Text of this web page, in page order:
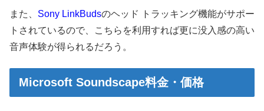
また、 Sony LinkBudsのヘッド トラッキング機能がサポー
トされているので、こちらを利用すれば更に没入感の高い
音声体験が得られるだろう。
Microsoft Soundscape料金・価格